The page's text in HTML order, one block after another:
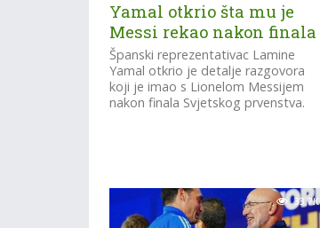
Yamal otkrio šta mu je
Messi rekao nakon finala
Španski reprezentativac Lamine
Yamal otkrio je detalje razgovora
koji je imao s Lionelom Messijem
nakon finala Svjetskog prvenstva.
33.7K